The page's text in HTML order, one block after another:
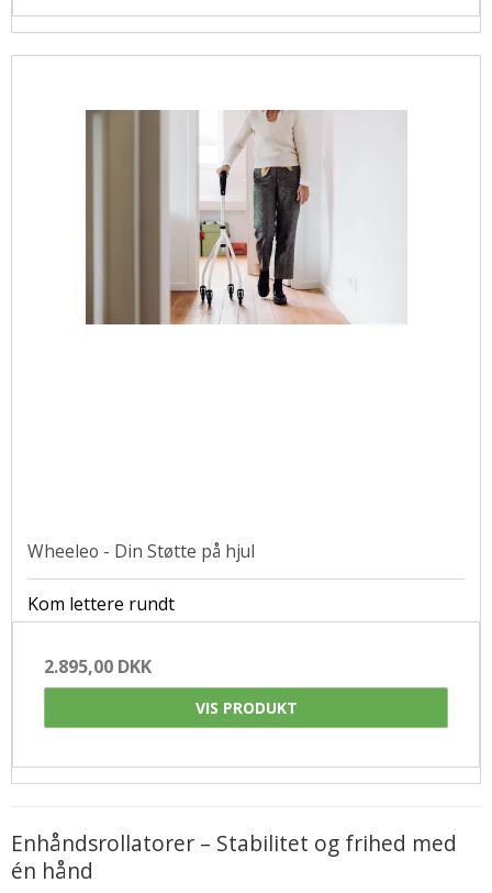
Wheeleo - Din Støtte på hjul
Kom lettere rundt
2.895,00 DKK
VIS PRODUKT
Enhåndsrollatorer – Stabilitet og frihed med
én hånd